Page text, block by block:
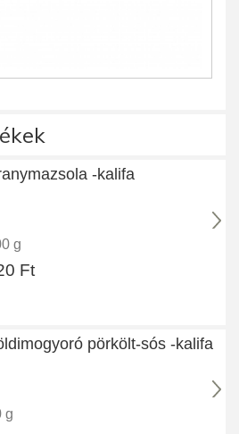
-kalifa
g
Ft
pörkölt-sós -kalifa
g